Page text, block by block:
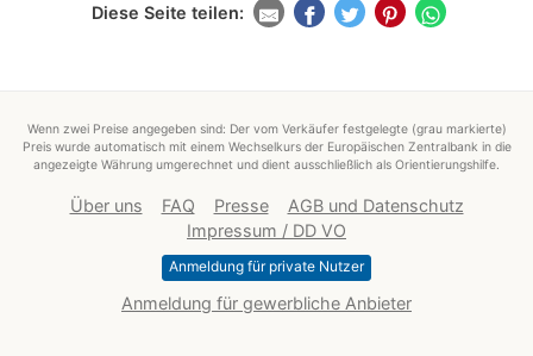
Diese Seite teilen:
Wenn zwei Preise angegeben sind: Der vom Verkäufer festgelegte (grau markierte)
Preis wurde automatisch mit einem Wechselkurs der Europäischen Zentralbank in die
angezeigte Währung umgerechnet und dient ausschließlich als Orientierungshilfe.
Über uns FAQ Presse
AGB und Datenschutz
Impressum / DD VO
Anmeldung für private Nutzer
Anmeldung für gewerbliche Anbieter